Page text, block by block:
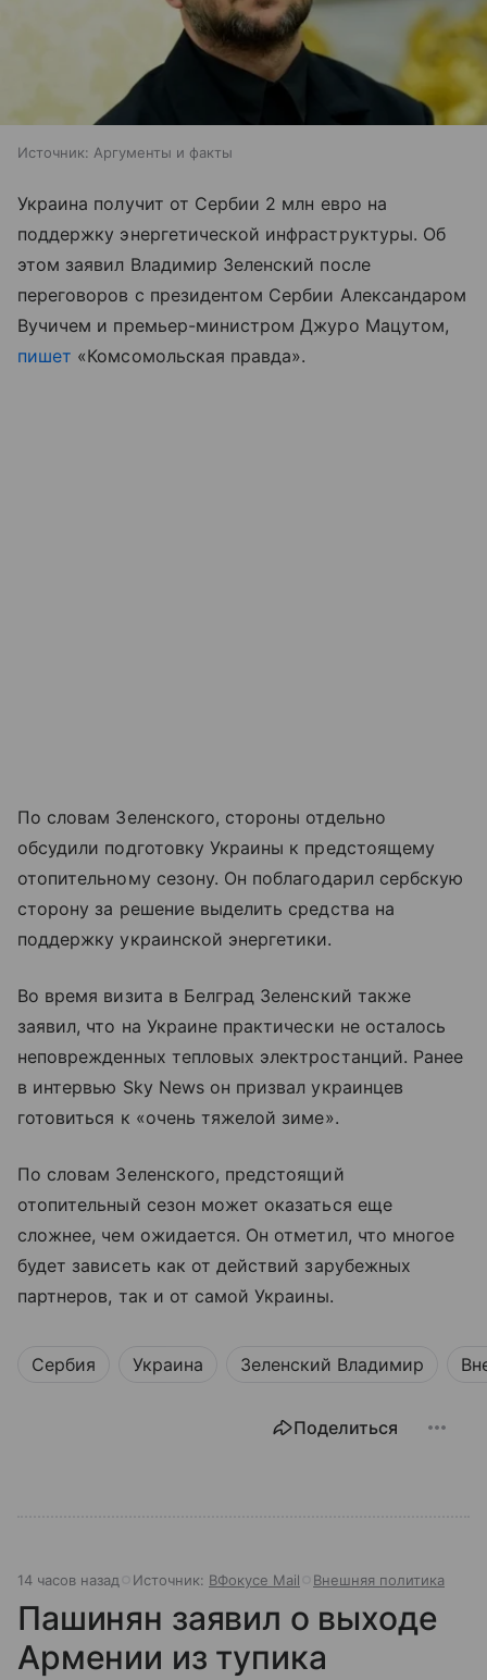
Источник: Аргументы и факты
Украина получит от Сербии 2 млн евро на
поддержку энергетической инфраструктуры. Об
этом заявил Владимир Зеленский после
переговоров с президентом Сербии Александаром
Вучичем и премьер-министром Джуро Мацутом,
пишет «Комсомольская правда».
По словам Зеленского, стороны отдельно
обсудили подготовку Украины к предстоящему
отопительному сезону. Он поблагодарил сербскую
сторону за решение выделить средства на
поддержку украинской энергетики.
Во время визита в Белград Зеленский также
заявил, что на Украине практически не осталось
неповрежденных тепловых электростанций. Ранее
в интервью Sky News он призвал украинцев
готовиться к «очень тяжелой зиме».
По словам Зеленского, предстоящий
отопительный сезон может оказаться еще
сложнее, чем ожидается. Он отметил, что многое
будет зависеть как от действий зарубежных
партнеров, так и от самой Украины.
Сербия Украина Зеленский Владимир
Поделиться
14 часов назад Источник: ВФокусе Mail Внешняя политика
Пашинян заявил о выходе
Армении из тупика